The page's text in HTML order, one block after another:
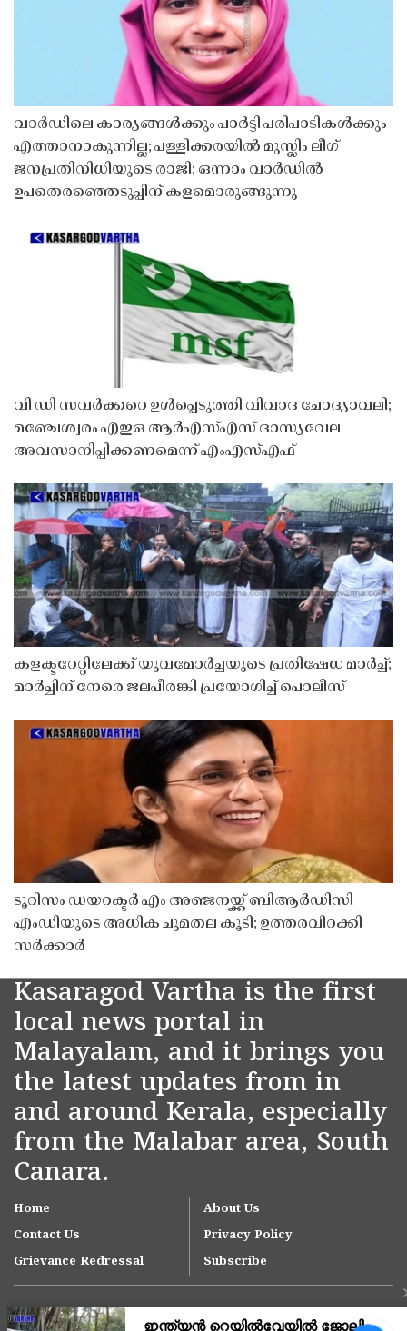
വാർഡിലെ കാര്യങ്ങൾക്കും പാർട്ടി പരിപാടികൾക്കും
എത്താനാകുന്നില്ല; പള്ളിക്കരയിൽ മുസ്ലിം ലീഗ്
ജനപ്രതിനിധിയുടെ രാജി; ഒന്നാം വാർഡിൽ
ഉപതെരഞ്ഞെടുപ്പിന് കളമൊരുങ്ങുന്നു
വി ഡി സവർക്കറെ ഉൾപ്പെടുത്തി വിവാദ ചോദ്യാവലി;
മഞ്ചേശ്വരം എഇഒ ആർഎസ്എസ് ദാസ്യവേല
അവസാനിപ്പിക്കണമെന്ന് എംഎസ്എഫ്
കളക്ടറേറ്റിലേക്ക് യുവമോർച്ചയുടെ പ്രതിഷേധ മാർച്ച്;
മാർച്ചിന് നേരെ ജലപീരങ്കി പ്രയോഗിച്ച് പൊലീസ്
ടൂറിസം ഡയറക്ടർ എം അഞ്ജനയ്ക്ക് ബിആർഡിസി
എംഡിയുടെ അധിക ചുമതല കൂടി; ഉത്തരവിറക്കി
സർക്കാർ
Kasaragod Vartha is the first
local news portal in
Malayalam, and it brings you
the latest updates from in
and around Kerala, especially
from the Malabar area, South
Canara.
Home
About Us
Contact Us
Privacy Policy
Grievance Redressal
Subscribe